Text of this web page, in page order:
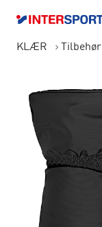
KLÆR Tilbehør